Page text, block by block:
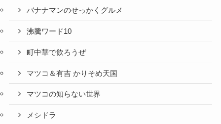
バナナマンのせっかくグルメ
沸騰ワード10
町中華で飲ろうぜ
マツコ＆有吉 かりそめ天国
マツコの知らない世界
メシドラ